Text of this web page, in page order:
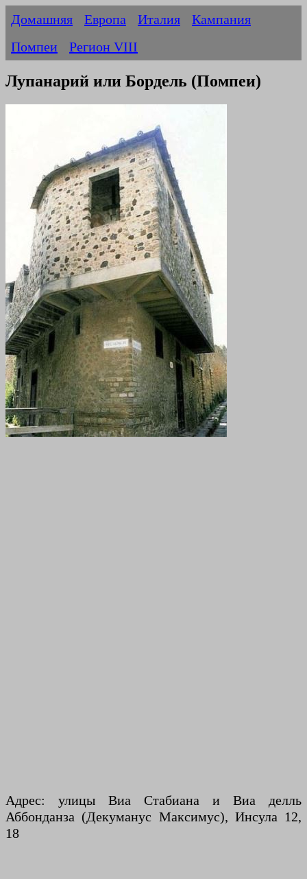
Домашняя Европа Италия
Кампания
Помпеи
Регион VIII
Лупанарий или Бордель (Помпеи)
Адрес: улицы Виа Стабиана и Виа делль
Аббонданза (Декуманус Максимус), Инсула 12,
18